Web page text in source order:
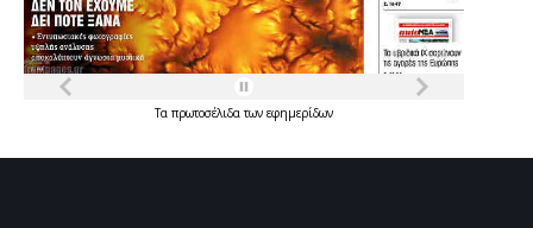
Τα πρωτοσέλιδατων εφημερίδων